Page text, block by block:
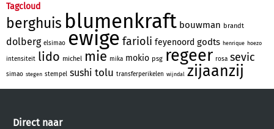
Tagcloud
berghuis blumenkraft bouwman brandt
dolberg elsimao ewige farioli feyenoord godts henrique hoezo
intensiteit lido michel mie mika mokio psg regeer rosa sevic
simao stegen stempel sushi tolu transferperikelen wijndal zijaanzij
Direct naar